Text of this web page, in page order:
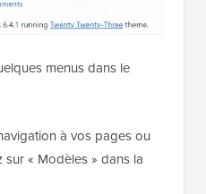
menus dans le
à vos pages ou
sur « Modèles » dans la